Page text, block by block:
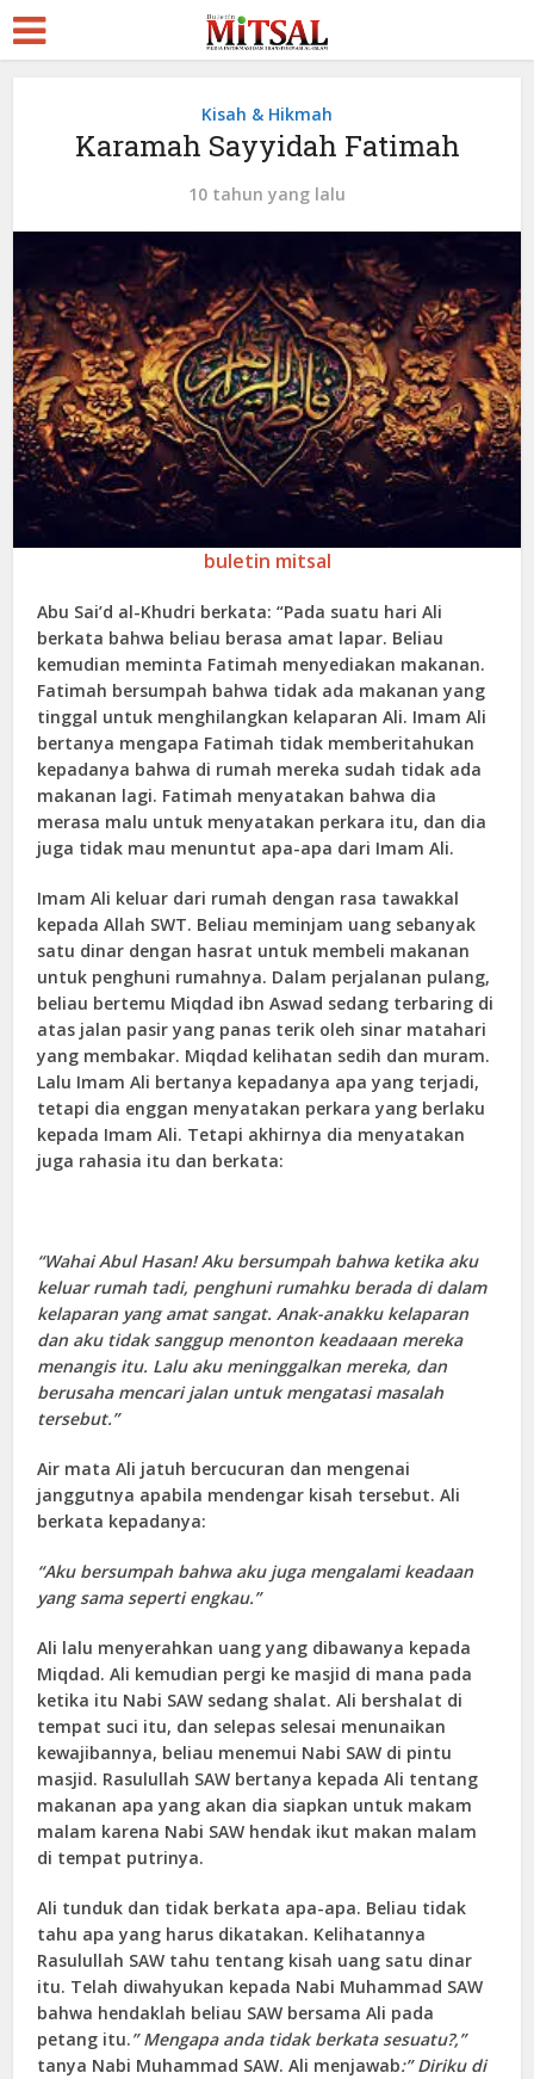
Kisah & Hikmah
Karamah Sayyidah Fatimah
10 tahun yang lalu
buletin mitsal
Abu Sai’d al-Khudri berkata: “Pada suatu hari Ali
berkata bahwa beliau berasa amat lapar. Beliau
kemudian meminta Fatimah menyediakan makanan.
Fatimah bersumpah bahwa tidak ada makanan yang
tinggal untuk menghilangkan kelaparan Ali. Imam Ali
bertanya mengapa Fatimah tidak memberitahukan
kepadanya bahwa di rumah mereka sudah tidak ada
makanan lagi. Fatimah menyatakan bahwa dia
merasa malu untuk menyatakan perkara itu, dan dia
juga tidak mau menuntut apa-apa dari Imam Ali.
Imam Ali keluar dari rumah dengan rasa tawakkal
kepada Allah SWT. Beliau meminjam uang sebanyak
satu dinar dengan hasrat untuk membeli makanan
untuk penghuni rumahnya. Dalam perjalanan pulang,
beliau bertemu Miqdad ibn Aswad sedang terbaring di
atas jalan pasir yang panas terik oleh sinar matahari
yang membakar. Miqdad kelihatan sedih dan muram.
Lalu Imam Ali bertanya kepadanya apa yang terjadi,
tetapi dia enggan menyatakan perkara yang berlaku
kepada Imam Ali. Tetapi akhirnya dia menyatakan
juga rahasia itu dan berkata:
“Wahai Abul Hasan! Aku bersumpah bahwa ketika aku
keluar rumah tadi, penghuni rumahku berada di dalam
kelaparan yang amat sangat. Anak-anakku kelaparan
dan aku tidak sanggup menonton keadaaan mereka
menangis itu. Lalu aku meninggalkan mereka, dan
berusaha mencari jalan untuk mengatasi masalah
tersebut.”
Air mata Ali jatuh bercucuran dan mengenai
janggutnya apabila mendengar kisah tersebut. Ali
berkata kepadanya:
“Aku bersumpah bahwa aku juga mengalami keadaan
yang sama seperti engkau.”
Ali lalu menyerahkan uang yang dibawanya kepada
Miqdad. Ali kemudian pergi ke masjid di mana pada
ketika itu Nabi SAW sedang shalat. Ali bershalat di
tempat suci itu, dan selepas selesai menunaikan
kewajibannya, beliau menemui Nabi SAW di pintu
masjid. Rasulullah SAW bertanya kepada Ali tentang
makanan apa yang akan dia siapkan untuk makam
malam karena Nabi SAW hendak ikut makan malam
di tempat putrinya.
Ali tunduk dan tidak berkata apa-apa. Beliau tidak
tahu apa yang harus dikatakan. Kelihatannya
Rasulullah SAW tahu tentang kisah uang satu dinar
itu. Telah diwahyukan kepada Nabi Muhammad SAW
bahwa hendaklah beliau SAW bersama Ali pada
petang itu.” Mengapa anda tidak berkata sesuatu?,”
tanya Nabi Muhammad SAW. Ali menjawab:” Diriku di